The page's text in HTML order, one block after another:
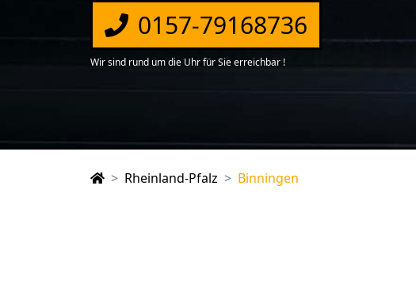
0157-79168736
Wir sind rund um die Uhr für Sie erreichbar !
Rheinland-Pfalz Binningen